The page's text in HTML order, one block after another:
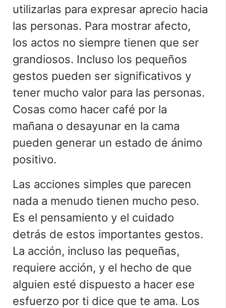
utilizarlas para expresar aprecio hacia
las personas. Para mostrar afecto,
los actos no siempre tienen que ser
grandiosos. Incluso los pequeños
gestos pueden ser significativos y
tener mucho valor para las personas.
Cosas como hacer café por la
mañana o desayunar en la cama
pueden generar un estado de ánimo
positivo.
Las acciones simples que parecen
nada a menudo tienen mucho peso.
Es el pensamiento y el cuidado
detrás de estos importantes gestos.
La acción, incluso las pequeñas,
requiere acción, y el hecho de que
alguien esté dispuesto a hacer ese
esfuerzo por ti dice que te ama. Los